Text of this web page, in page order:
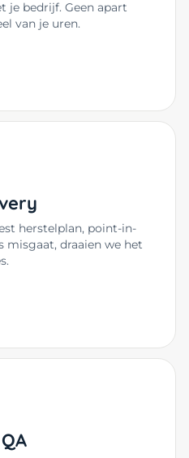
je bedrijf. Geen apart
van je uren.
herstelplan, point-in-
misgaat, draaien we het